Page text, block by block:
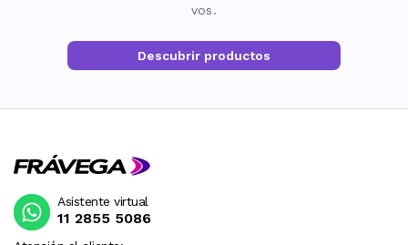
vos.
Descubrir productos
Asistente virtual
11 2855 5086